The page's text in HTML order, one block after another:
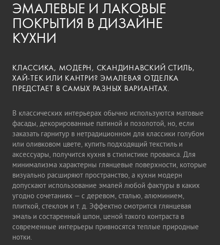
ЭМАЛЕВЫЕ И ЛАКОВЫЕ
ПОКРЫТИЯ В ДИЗАЙНЕ
КУХНИ
КЛАССИКА, МОДЕРН, СКАНДИНАВСКИЙ СТИЛЬ,
ХАЙ-ТЕК ИЛИ КАНТРИ? ЭМАЛЕВАЯ ОТДЕЛКА
ПРЕДСТАЕТ В САМЫХ РАЗНЫХ ВАРИАНТАХ.
В классических интерьерах обычно используются матовые
фасады, декорированные патиной и позолотой, но, если
заказать гарнитур в нетрадиционном для классики голубом
или оливковом цвете, купить подходящий текстиль и
аксессуары, получится кухня в стилистике прованса. Для
минимализма характерны глянцевые поверхности, которые
визуально расширяют пространство, а кухни модерн
допускают использование эмалей любой фактуры в каких
угодно сочетаниях — с деревом, сталью, алюминием,
плиткой, стеклом и т. д. Эффектно смотрится глянцевая
эмаль и состаренный шпон, ценой такого контраста в
современные интерьеры привносятся теплые природные
нотки.